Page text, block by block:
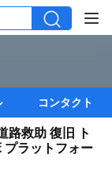
コンタクト
路救助 復旧 ト
プラットフォー